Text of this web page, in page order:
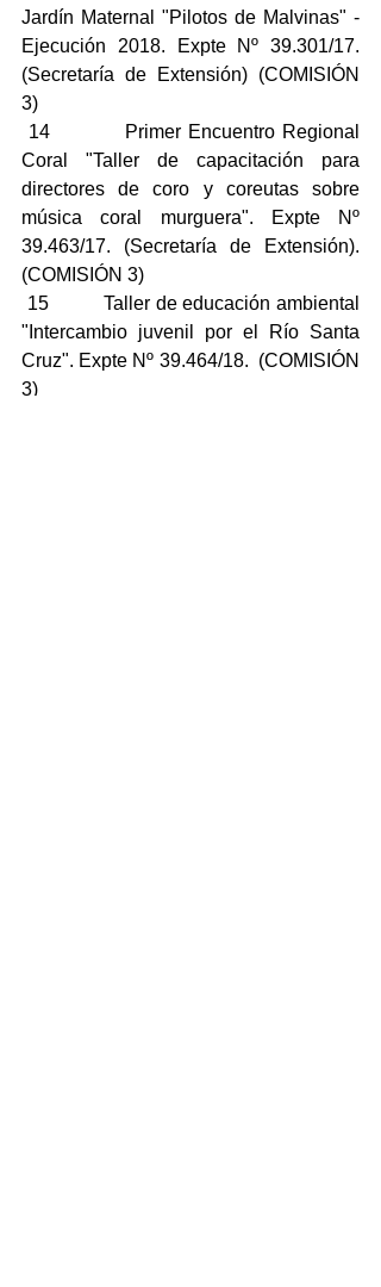
Jardín Maternal "Pilotos de Malvinas" -
Ejecución 2018. Expte Nº 39.301/17.
(Secretaría de Extensión) (COMISIÓN
3)
Coral "Taller de capacitación para
directores de coro y coreutas sobre
música coral murguera". Expte Nº
39.463/17. (Secretaría de Extensión).
(COMISIÓN 3)
"Intercambio juvenil por el Río Santa
Cruz". Expte Nº 39.464/18.  (COMISIÓN
3)